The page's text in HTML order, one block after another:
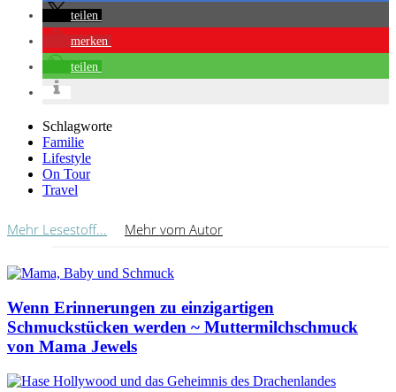
teilen
merken
teilen
Schlagworte
Familie
Lifestyle
On Tour
Travel
Mehr Lesestoff... Mehr vom Autor
Wenn Erinnerungen zu einzigartigen
Schmuckstücken werden ~ Muttermilchschmuck
von Mama Jewels